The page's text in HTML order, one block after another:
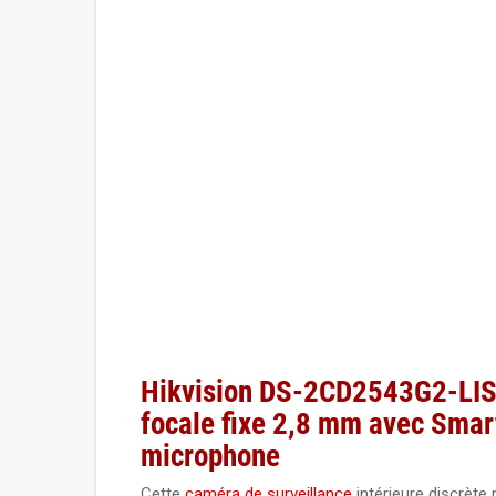
Hikvision DS-2CD2543G2-
focale fixe 2,8 mm avec
microphone